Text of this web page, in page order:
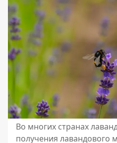
Во многих странах
получения лавандового